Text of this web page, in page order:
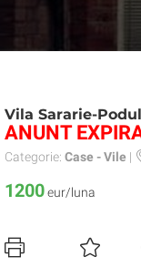
Vila Sararie-
ANUNT
Categorie: Case - Vile |
1200eur/luna